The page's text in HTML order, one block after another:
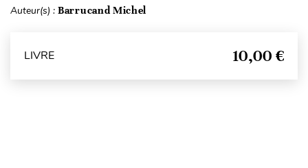
Auteur(s) : Barrucand Michel
LIVRE 10,00 €